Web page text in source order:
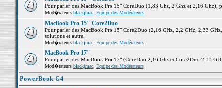
Pour parler des MacBook Pro 15" CoreDuo (1,83 Ghz, 2 Ghz et 2,16 Ghz),
Mod�rateurs blackjmac, Equipe des Modérateurs
MacBook Pro 15" Core2Duo
Pour parler des MacBook Pro 15" Core2Duo (2,16 GHz, 2,2 GHz, 2,33
solutions et autre.
Mod�rateurs blackjmac, Equipe des Modérateurs
MacBook Pro 17"
Pour parler des MacBook Pro 17" (CoreDuo 2,16 Ghz et Core2Duo 2,33
Mod�rateurs blackjmac, Equipe des Modérateurs
PowerBook G4